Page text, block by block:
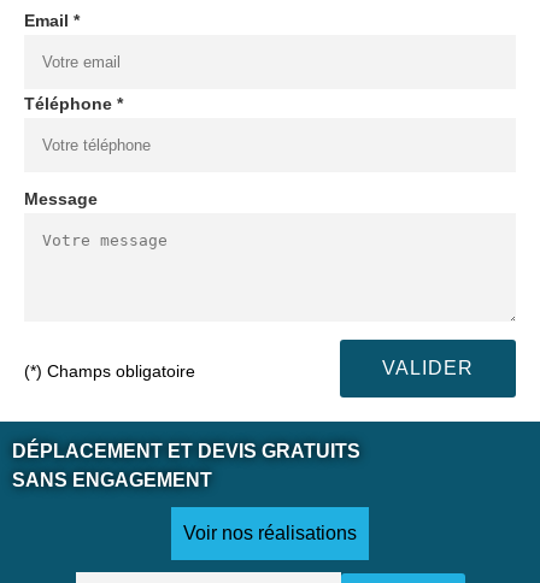
Email *
Téléphone *
Message
(*) Champs obligatoire
DÉPLACEMENT ET DEVIS GRATUITS
SANS ENGAGEMENT
Voir nos réalisations